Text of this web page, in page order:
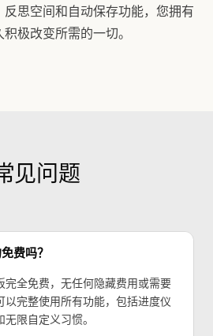
思空间和自动保存功能，您拥有
极改变所需的一切。
见问题
费吗？
完全免费，无任何隐藏费用或需要
以完整使用所有功能，包括进度仪
限自定义习惯。